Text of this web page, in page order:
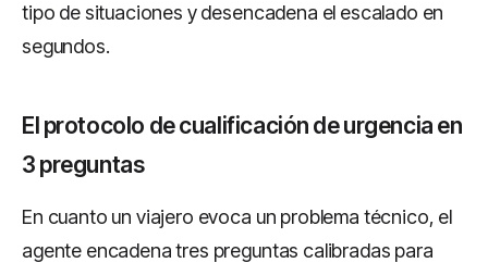
tipo de situaciones y desencadena el escalado en
segundos.
El protocolo de cualificación de urgencia en
3 preguntas
En cuanto un viajero evoca un problema técnico, el
agente encadena tres preguntas calibradas para